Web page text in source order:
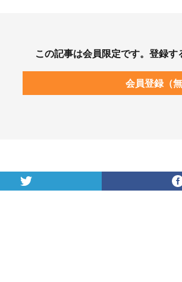
この記事は会員限定です。登録す
会員登録（